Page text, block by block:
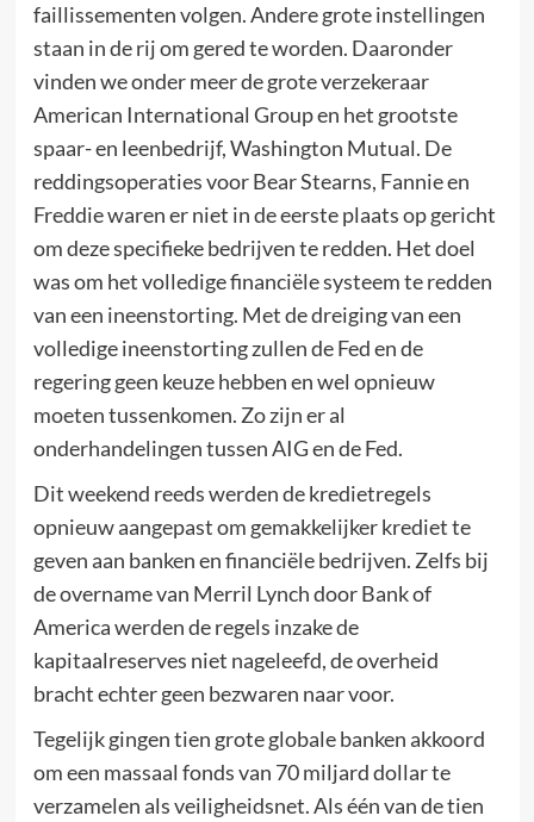
faillissementen volgen. Andere grote instellingen
staan in de rij om gered te worden. Daaronder
vinden we onder meer de grote verzekeraar
American International Group en het grootste
spaar- en leenbedrijf, Washington Mutual. De
reddingsoperaties voor Bear Stearns, Fannie en
Freddie waren er niet in de eerste plaats op gericht
om deze specifieke bedrijven te redden. Het doel
was om het volledige financiële systeem te redden
van een ineenstorting. Met de dreiging van een
volledige ineenstorting zullen de Fed en de
regering geen keuze hebben en wel opnieuw
moeten tussenkomen. Zo zijn er al
onderhandelingen tussen AIG en de Fed.
Dit weekend reeds werden de kredietregels
opnieuw aangepast om gemakkelijker krediet te
geven aan banken en financiële bedrijven. Zelfs bij
de overname van Merril Lynch door Bank of
America werden de regels inzake de
kapitaalreserves niet nageleefd, de overheid
bracht echter geen bezwaren naar voor.
Tegelijk gingen tien grote globale banken akkoord
om een massaal fonds van 70 miljard dollar te
verzamelen als veiligheidsnet. Als één van de tien